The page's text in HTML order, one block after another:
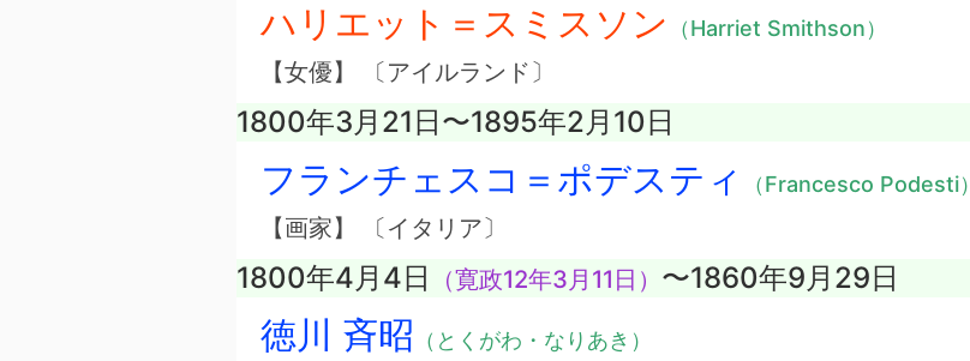
ハリエット＝スミスソン （Harriet Smithson）
【女優】 〔アイルランド〕
1800年3月21日〜1895年2月10日
フランチェスコ＝ポデスティ （Francesco Podesti）
【画家】 〔イタリア〕
1800年4月4日 （寛政12年3月11日） 〜1860年9月29日
徳川 斉昭 （とくがわ・なりあき）